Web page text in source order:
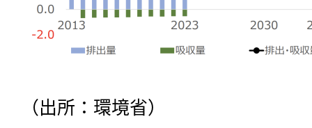
（出所：環境省）